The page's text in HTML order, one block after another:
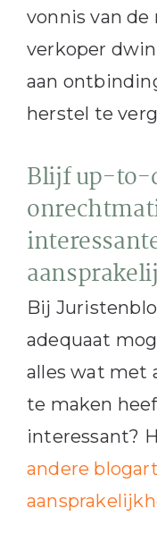
vonnis van
verkoper
aan
herstel te
Blijf up-to-
Bij
adequaat
alles wat met
te maken
interessant?
andere